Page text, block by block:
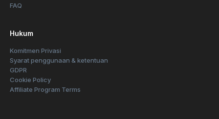
FAQ
Hukum
Komitmen Privasi
Syarat penggunaan & ketentuan
GDPR
Cookie Policy
Affiliate Program Terms